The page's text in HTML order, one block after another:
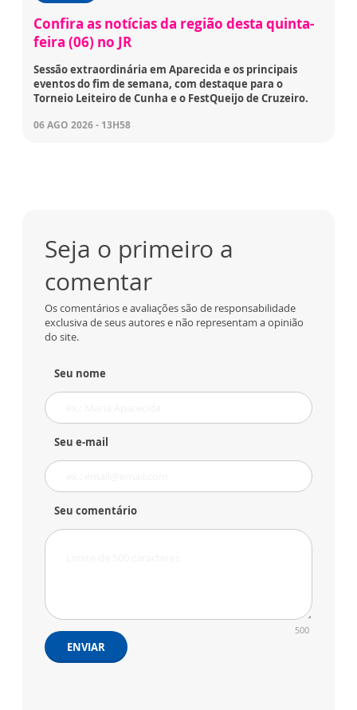
Confira as notícias da região desta quinta-
feira (06) no JR
Sessão extraordinária em Aparecida e os principais
eventos do fim de semana, com destaque para o
Torneio Leiteiro de Cunha e o FestQueijo de Cruzeiro.
06 AGO 2026 - 13H58
Seja o primeiro a
comentar
Os comentários e avaliações são de responsabilidade
exclusiva de seus autores e não representam a opinião
do site.
Seu nome
Seu e-mail
Seu comentário
500
ENVIAR